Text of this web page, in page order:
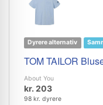
Dyrere alternativ
TOM TAILOR
About You
kr. 203
98 kr. dyrere